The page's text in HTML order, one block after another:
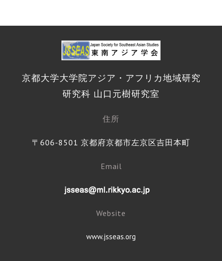
京都大学大学院アジア・アフリカ地域研究
研究科 山口元樹研究室
住所
〒606-8501 京都府京都市左京区吉田本町
Email
Website
www.jsseas.org